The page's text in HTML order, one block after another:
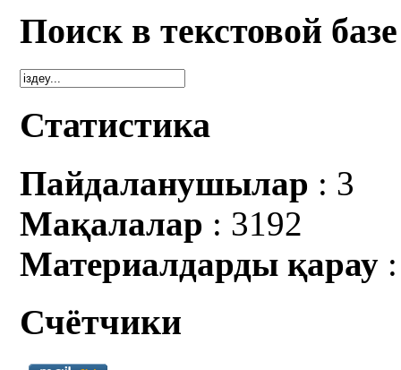
Поиск в текстовой базе
Статистика
Пайдаланушылар : 3
Мақалалар : 3192
Материалдарды қарау
Счётчики